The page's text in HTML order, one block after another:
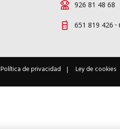
926 81 48 68
651 819 426 -
Política de privacidad Ley de cookies